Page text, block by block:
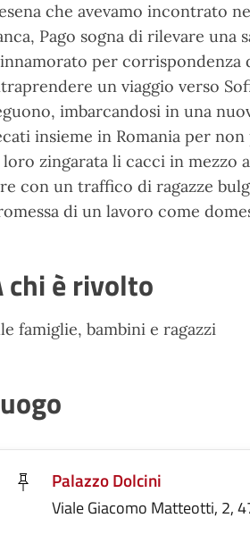
che avevamo incontrato
Pago sogna di rilevare una
per corrispondenza
un viaggio verso
imbarcandosi in una
insieme in Romania per
loro zingarata li cacci in mezzo
con un traffico di ragazze
di un lavoro come
chi è rivolto
famiglie, bambini e ragazzi
Palazzo Dolcini
Viale Giacomo Matteotti, 2,